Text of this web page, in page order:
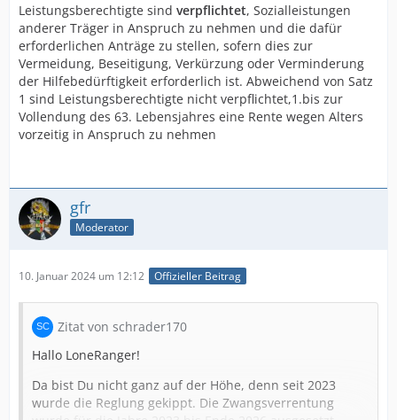
Leistungsberechtigte sind verpflichtet, Sozialleistungen
anderer Träger in Anspruch zu nehmen und die dafür
erforderlichen Anträge zu stellen, sofern dies zur
Vermeidung, Beseitigung, Verkürzung oder Verminderung
der Hilfebedürftigkeit erforderlich ist. Abweichend von Satz
1 sind Leistungsberechtigte nicht verpflichtet,1.bis zur
Vollendung des 63. Lebensjahres eine Rente wegen Alters
vorzeitig in Anspruch zu nehmen
gfr
Moderator
10. Januar 2024 um 12:12 Offizieller Beitrag
Zitat von schrader170
Hallo LoneRanger!
Da bist Du nicht ganz auf der Höhe, denn seit 2023
wurde die Reglung gekippt. Die Zwangsverrentung